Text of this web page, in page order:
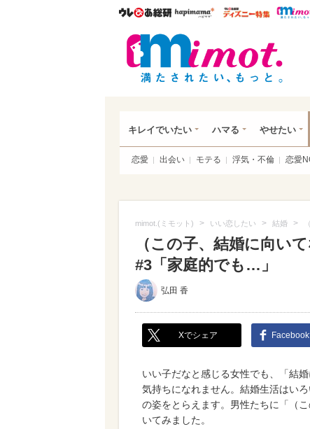
ウレぴあ総研ハピママ* ウレぴ
キレイでいたい ハマる やせたい
恋愛 出会い モテる 浮気・不倫 恋愛
mimot.(ミモット) > いい恋したい > 結婚 >
（この子、結婚に向い
#3「家庭的でも…」
弘田 香
Xでシェア
いい子だなと感じる女性でも、「結
気持ちになれません。結婚生活はい
の姿をとらえます。男性たちに「（
いてみました。